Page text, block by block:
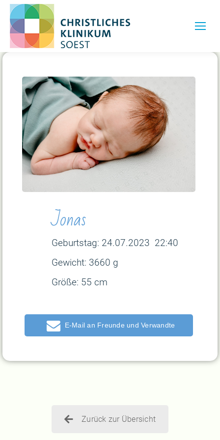
Jonas
Geburtstag: 24.07.2023 22:40
Gewicht: 3660 g
Größe: 55 cm
E-Mail
Zurück zur Übersicht